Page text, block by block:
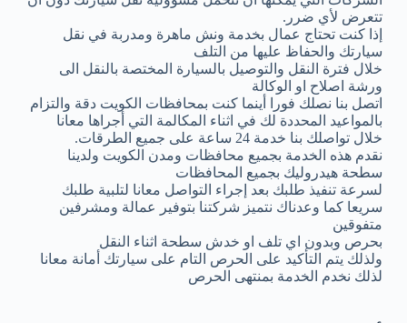
تتعرض لأي ضرر.
إذا كنت تحتاج عمال بخدمة ونش ماهرة ومدربة في نقل
سيارتك والحفاظ عليها من التلف
خلال فترة النقل والتوصيل بالسيارة المختصة بالنقل الى
ورشة اصلاح او الوكالة
اتصل بنا نصلك فورا أينما كنت بمحافظات الكويت دقة والتزام
بالمواعيد المحددة لك في اثناء المكالمة التي أجراها معانا
خلال تواصلك بنا خدمة 24 ساعة على جميع الطرقات.
نقدم هذه الخدمة بجميع محافظات ومدن الكويت ولدينا
سطحة هيدروليك بجميع المحافظات
لسرعة تنفيذ طلبك بعد إجراء التواصل معانا لتلبية طلبك
سريعا كما وعدناك نتميز شركتنا بتوفير عمالة ومشرفين
متفوقين
بحرص وبدون اي تلف او خدش سطحة اثناء النقل
ولذلك يتم التأكيد على الحرص التام على سيارتك أمانة معانا
لذلك نخدم الخدمة بمنتهى الحرص